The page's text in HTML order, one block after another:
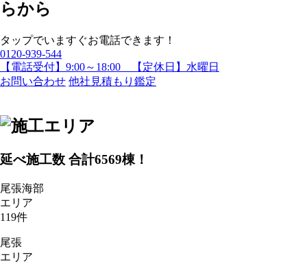
タップでいますぐお電話できます！
0120-939-544
【電話受付】9:00～18:00 【定休日】水曜日
お問い合わせ 他社見積もり鑑定
延べ施工数 合計6569棟！
尾張海部
エリア
119件
尾張
エリア